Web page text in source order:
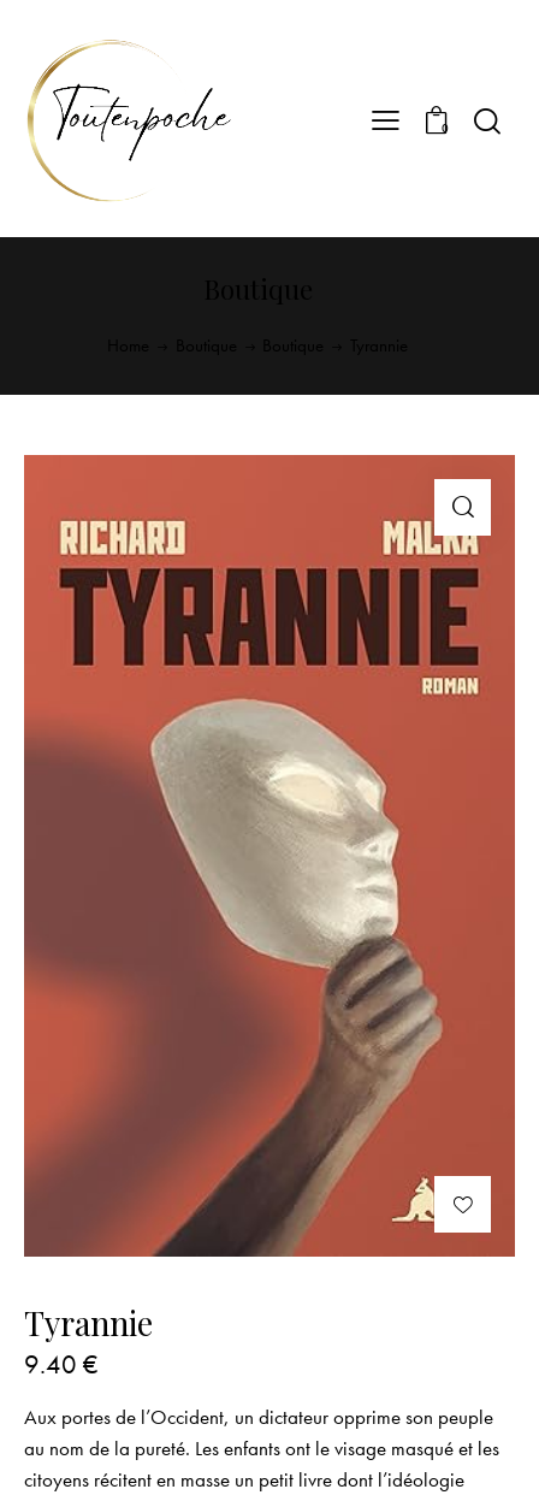
0
Tyrannie
9.40 €
Aux portes de l’Occident, un dictateur opprime son peuple
au nom de la pureté. Les enfants ont le visage masqué et les
citoyens récitent en masse un petit livre dont l’idéologie